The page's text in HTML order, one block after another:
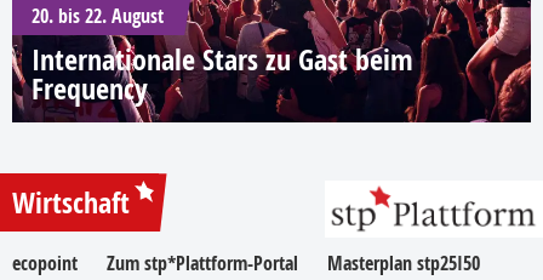
20. bis 22. August
Internationale Stars zu Gast beim
Frequency
Wirtschaft
ecopoint Zum stp*Plattform-Portal Masterplan stp25I50